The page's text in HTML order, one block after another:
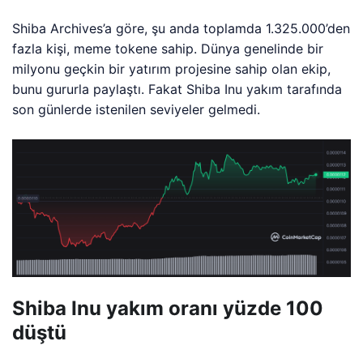
Shiba Archives’a göre, şu anda toplamda 1.325.000’den
fazla kişi, meme tokene sahip. Dünya genelinde bir
milyonu geçkin bir yatırım projesine sahip olan ekip,
bunu gururla paylaştı. Fakat Shiba Inu yakım tarafında
son günlerde istenilen seviyeler gelmedi.
Shiba Inu yakım oranı yüzde 100
düştü